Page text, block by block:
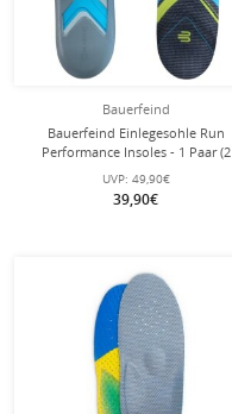
Bauerfeind
Bauerfeind Einlegesohle Run
Performance Insoles - 1 Paar (2
Stück)
UVP: 49,90€
39,90€